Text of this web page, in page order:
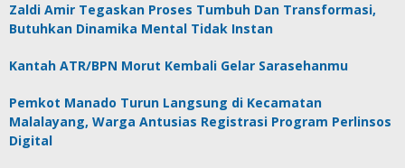
Zaldi Amir Tegaskan Proses Tumbuh Dan Transformasi,
Butuhkan Dinamika Mental Tidak Instan
Kantah ATR/BPN Morut Kembali Gelar Sarasehanmu
Pemkot Manado Turun Langsung di Kecamatan
Malalayang, Warga Antusias Registrasi Program Perlinsos
Digital